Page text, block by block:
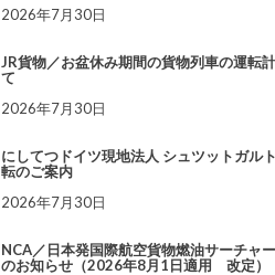
2026年7月30日
JR貨物／お盆休み期間の貨物列車の運転
て
2026年7月30日
にしてつドイツ現地法人 シュツットガル
転のご案内
2026年7月30日
NCA／日本発国際航空貨物燃油サーチャ
のお知らせ（2026年8月1日適用 改定）